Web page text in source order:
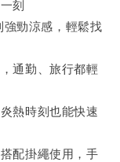
刻
勁涼感，輕鬆找
通勤、旅行都輕
熱時刻也能快速
配掛繩使用，手